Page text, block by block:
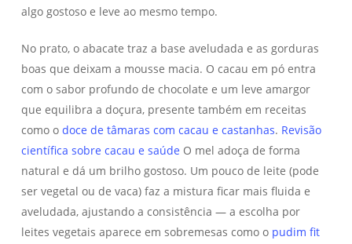
algo gostoso e leve ao mesmo tempo.
No prato, o abacate traz a base aveludada e as gorduras
boas que deixam a mousse macia. O cacau em pó entra
com o sabor profundo de chocolate e um leve amargor
que equilibra a doçura, presente também em receitas
como o doce de tâmaras com cacau e castanhas. Revisão
científica sobre cacau e saúde O mel adoça de forma
natural e dá um brilho gostoso. Um pouco de leite (pode
ser vegetal ou de vaca) faz a mistura ficar mais fluida e
aveludada, ajustando a consistência — a escolha por
leites vegetais aparece em sobremesas como o pudim fit